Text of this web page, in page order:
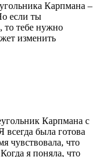
Карпмана –
если ты
то тебе нужно
изменить
Карпмана с
была готова
чувствовала, что
я поняла, что